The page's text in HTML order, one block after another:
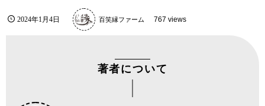
2024年1月4日 百笑縁ファーム 767 views
著者について